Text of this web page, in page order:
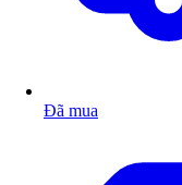
Đã mua